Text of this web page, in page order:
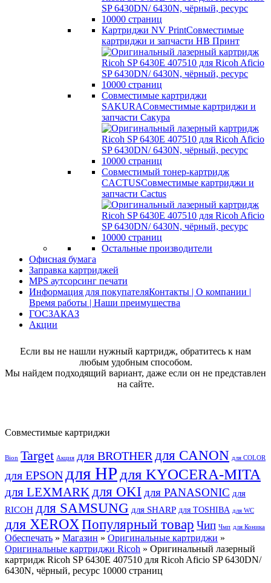
Картриджи NV PrintСовместимые
картриджи и запчасти НВ Принт
Совместимые картриджи
SAKURAСовместимые картриджи и
запчасти Сакура
Совместимый тонер-картридж
CACTUSСовместимые картриджи и
запчасти Cactus
Остальные производители
Офисная бумага
Заправка картриджей
MPS аутсорсинг печати
Информация для покупателяКонтакты | О компании |
Время работы | Наши преимущества
ГОСЗАКАЗ
Акции
Если вы не нашли нужный картридж, обратитесь к нам
любым удобным способом.
Мы найдем подходящий вариант, даже если он не представлен
на сайте.
Совместимые картриджи
Bion Target Акция для BROTHER для CANON для COLOR
для EPSON для HP для KYOCERA-MITA
для LEXMARK для OKI для PANASONIC для
RICOH для SAMSUNG для SHARP для TOSHIBA для WC
для XEROX Популярный товар Чип Чмп для Коника
Обеспечать » Магазин » Оригинальные картриджи »
Оригинальные картриджи Ricoh » Оригинальный лазерный
картридж Ricoh SP 6430E 407510 для Ricoh Aficio SP 6430DN/
6430N, чёрный, ресурс 10000 страниц